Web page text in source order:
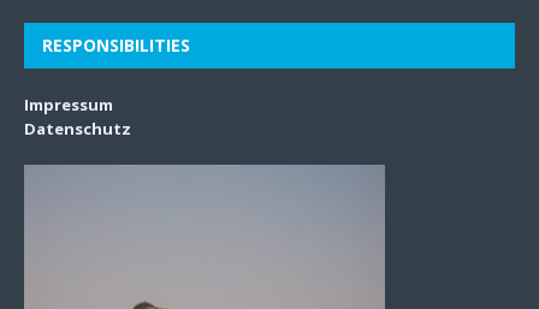
RESPONSIBILITIES
Impressum
Datenschutz